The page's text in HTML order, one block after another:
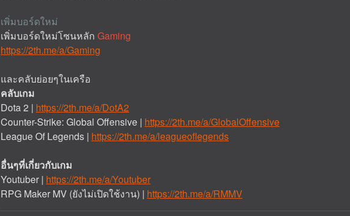
เพิ่มบอร์ดใหม่
เพิ่มบอร์ดใหม่โซนหลัก Gaming
https://2th.me/a/Gaming
และคลับย่อยๆในเครือ
คลับเกม
Dota 2 | https://2th.me/a/DotA2
Counter-Strike: Global Offensive | https://2th.me/a/GlobalOffensive
League Of Legends | https://2th.me/a/leagueoflegends
อื่นๆที่เกี่ยวกับเกม
Youtuber | https://2th.me/a/Youtuber
RPG Maker MV (ยังไม่เปิดใช้งาน) | https://2th.me/a/RMMV